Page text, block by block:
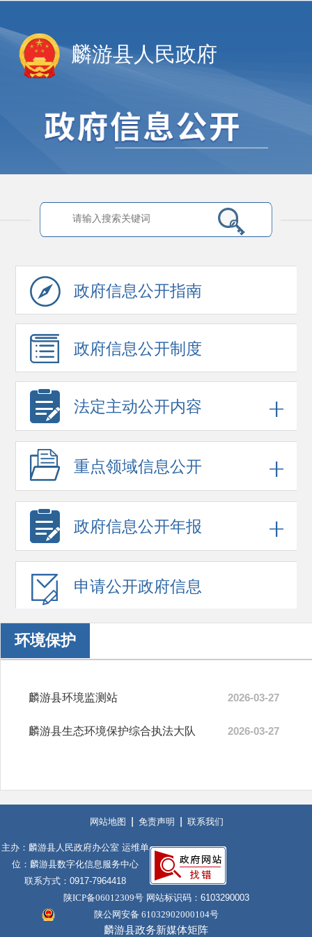
麟游县人民政府
政府信息公开指南
政府信息公开制度
法定主动公开内容
重点领域信息公开
政府信息公开年报
申请公开政府信息
环境保护
麟游县环境监测站 2026-03-27
麟游县生态环境保护综合执法大队 2026-03-27
网站地图 免责声明 联系我们
主办：麟游县人民政府办公室 运维单
位：麟游县数字化信息服务中心
联系方式：0917-7964418
陕ICP备06012309号网站标识码：6103290003
陕公网安备 61032902000104号
麟游县政务新媒体矩阵